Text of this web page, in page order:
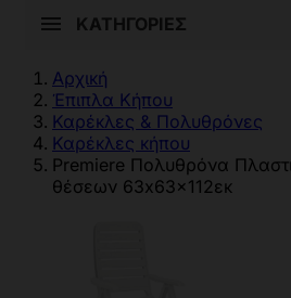
ΚΑΤΗΓΟΡΊΕΣ
Αρχική
Έπιπλα Κήπου
Καρέκλες & Πολυθρόνες
Καρέκλες κήπου
Premiere Πολυθρόνα
θέσεων 63x63x112εκ